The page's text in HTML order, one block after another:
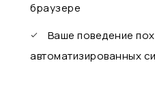
браузере
Ваше поведение
автоматизированных